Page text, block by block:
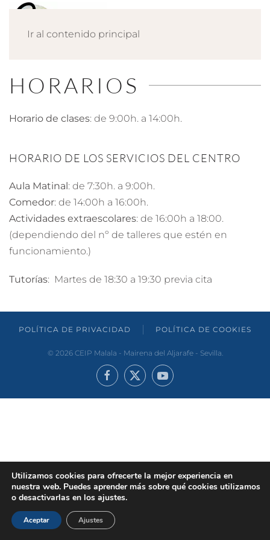
Ir al contenido principal
HORARIOS
Horario de clases: de 9:00h. a 14:00h.
HORARIO DE LOS SERVICIOS DEL CENTRO
Aula Matinal: de 7:30h. a 9:00h.
Comedor: de 14:00h a 16:00h.
Actividades extraescolares: de 16:00h a 18:00.
(dependiendo del nº de talleres que estén en
funcionamiento.)
Tutorías: Martes de 18:30 a 19:30 previa cita
POLÍTICA DE PRIVACIDAD POLÍTICA DE COOKIES
© 2026CEIP Malala - Mairena del Aljarafe - Sevilla.
Utilizamos cookies para ofrecerte la mejor experiencia en
nuestra web. Puedes aprender más sobre qué cookies utilizamos
o desactivarlas en los ajustes.
Aceptar Ajustes